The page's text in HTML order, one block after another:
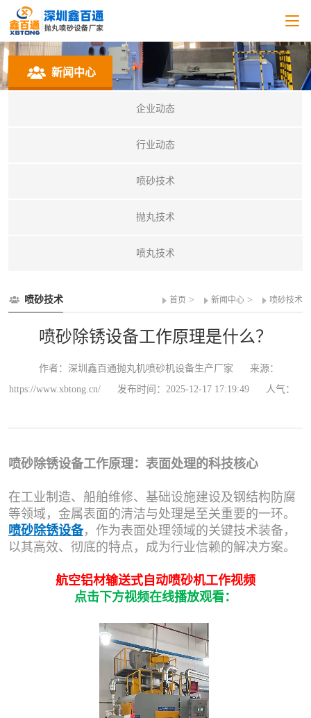
新闻中心
企业动态
行业动态
喷砂技术
抛丸技术
喷丸技术
喷砂技术 首页 > 新闻中心 > 喷砂技术
喷砂除锈设备工作原理是什么？
作者：深圳鑫百通抛丸机喷砂机设备生产厂家
来源：
https://www.xbtong.cn/
发布时间：2025-12-17 17:19:49 人气：
喷砂除锈设备工作原理：表面处理的科技核心
在工业制造、船舶维修、基础设施建设及钢结构防腐
等领域，金属表面的清洁与处理是至关重要的一环。
喷砂除锈设备，作为表面处理领域的关键技术装备，
以其高效、彻底的特点，成为行业信赖的解决方案。
航空铝材输送式自动喷砂机工作视频
点击下方视频在线播放观看：